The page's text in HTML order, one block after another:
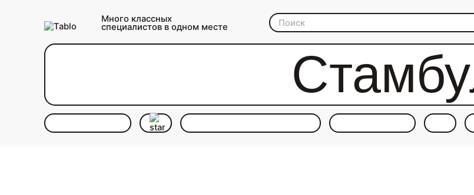
Много классных
специалистов в одном месте